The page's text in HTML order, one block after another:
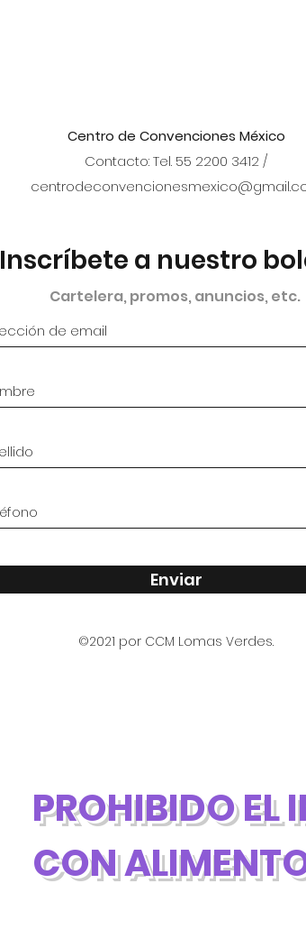
Centro de Convenciones México
Contacto: Tel. 55 2200 3412 /
Inscríbete a nuestro
Cartelera, promos, anuncios, etc.
Enviar
©2021 por CCM Lomas Verdes.
PROHIBIDO EL
CON